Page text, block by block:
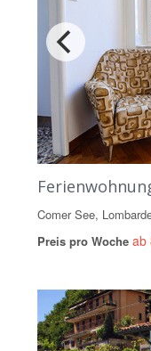
Comer See,
Preis pro Woche ab